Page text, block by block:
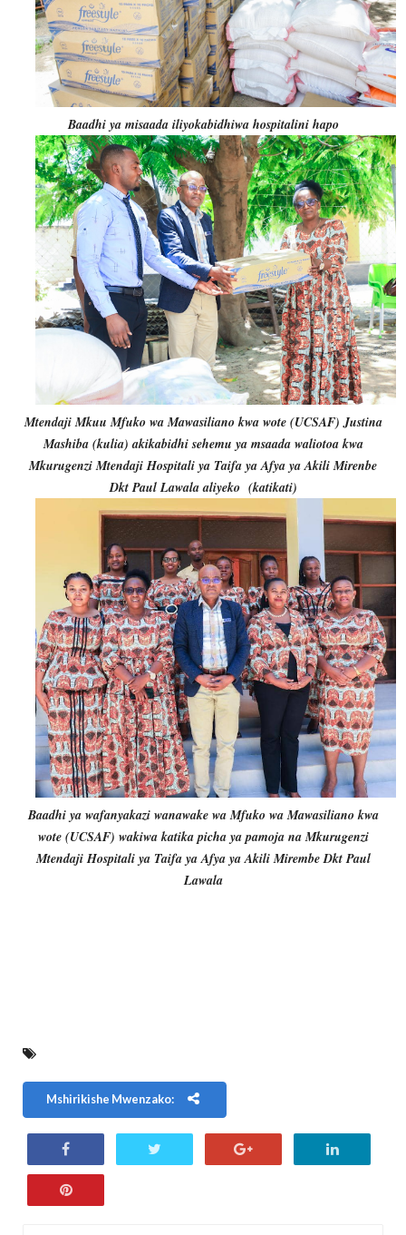
Baadhi ya misaada iliyokabidhiwa hospitalini hapo
Mtendaji Mkuu Mfuko wa Mawasiliano kwa wote (UCSAF) Justina
Mashiba (kulia) akikabidhi sehemu ya msaada waliotoa kwa
Mkurugenzi Mtendaji Hospitali ya Taifa ya Afya ya Akili Mirenbe
Dkt Paul Lawala aliyeko (katikati)
Baadhi ya wafanyakazi wanawake wa Mfuko wa Mawasiliano kwa
wote (UCSAF) wakiwa katika picha ya pamoja na Mkurugenzi
Mtendaji Hospitali ya Taifa ya Afya ya Akili Mirembe Dkt Paul
Lawala
Mshirikishe Mwenzako: